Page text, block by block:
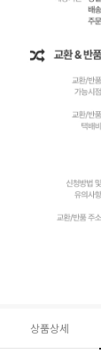
상품상세